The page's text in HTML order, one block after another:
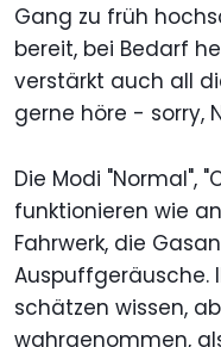
Gang zu früh
bereit, bei Bedarf
verstärkt auch all
gerne höre - sorry,
Die Modi "Normal",
funktionieren wie
Fahrwerk, die
Auspuffgeräusche.
schätzen wissen,
wahrgenommen,